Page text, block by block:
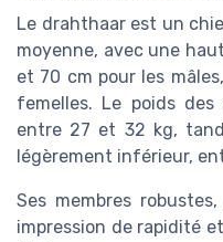
Le drahthaar est un
moyenne, avec une
et 70 cm pour les
femelles. Le poids
entre 27 et 32 kg,
légèrement inférieur,
Ses membres
impression de rapidité